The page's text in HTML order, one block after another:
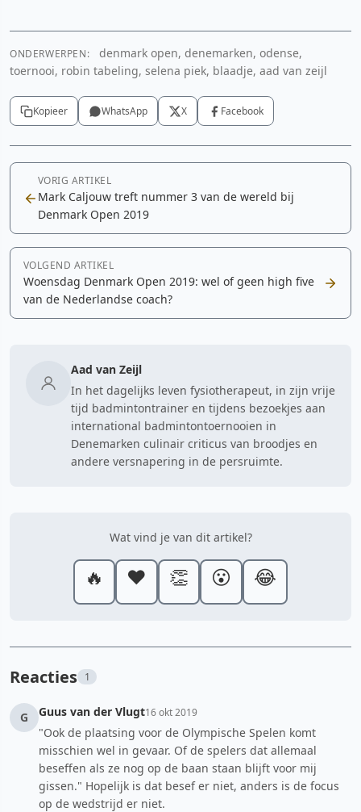
ONDERWERPEN:
denmark open, denemarken, odense,
toernooi, robin tabeling, selena piek, blaadje, aad van zeijl
Kopieer WhatsApp X Facebook
VORIG ARTIKEL
Mark Caljouw treft nummer 3 van de wereld bij
Denmark Open 2019
VOLGEND ARTIKEL
Woensdag Denmark Open 2019: wel of geen high five
van de Nederlandse coach?
Aad van Zeijl
In het dagelijks leven fysiotherapeut, in zijn vrije
tijd badmintontrainer en tijdens bezoekjes aan
international badmintontoernooien in
Denemarken culinair criticus van broodjes en
andere versnapering in de persruimte.
Wat vind je van dit artikel?
🔥 ❤️ 👏 😮 😂
Reacties 1
G Guus van der Vlugt16 okt 2019
"Ook de plaatsing voor de Olympische Spelen komt
misschien wel in gevaar. Of de spelers dat allemaal
beseffen als ze nog op de baan staan blijft voor mij
gissen." Hopelijk is dat besef er niet, anders is de focus
op de wedstrijd er niet.